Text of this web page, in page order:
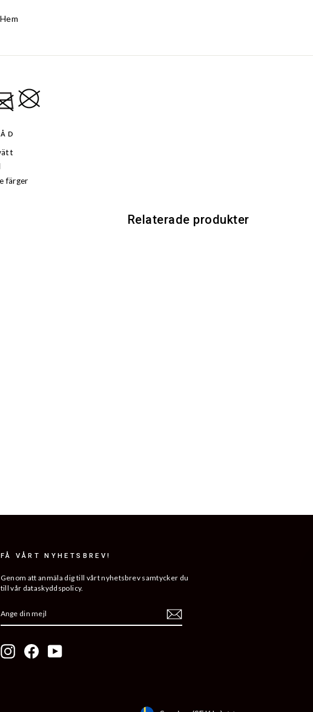
färger
Relaterade produkter
FÅ VÅRT NYHETSBREV!
Genom att anmäla dig till vårt nyhetsbrev samtycker du
till vår dataskyddspolicy.
DIN
InstagramFacebookYouTube